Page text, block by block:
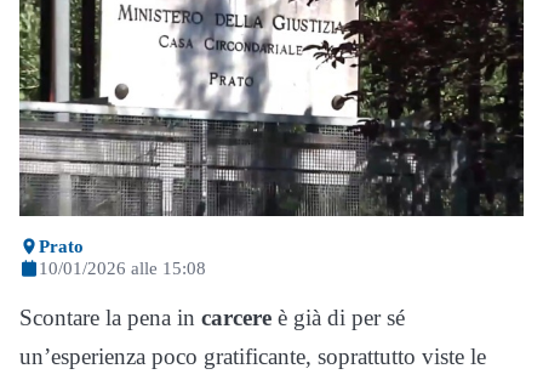
Prato
10/01/2026 alle 15:08
Scontare la pena in carcere è già di per sé
un’esperienza poco gratificante, soprattutto viste le